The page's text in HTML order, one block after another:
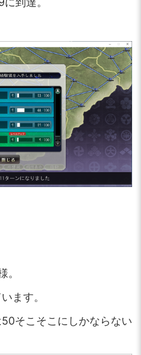
。
ます。
そこそこにしかならない